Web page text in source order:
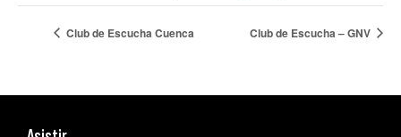
Club de Escucha Cuenca Club de Escucha – GNV